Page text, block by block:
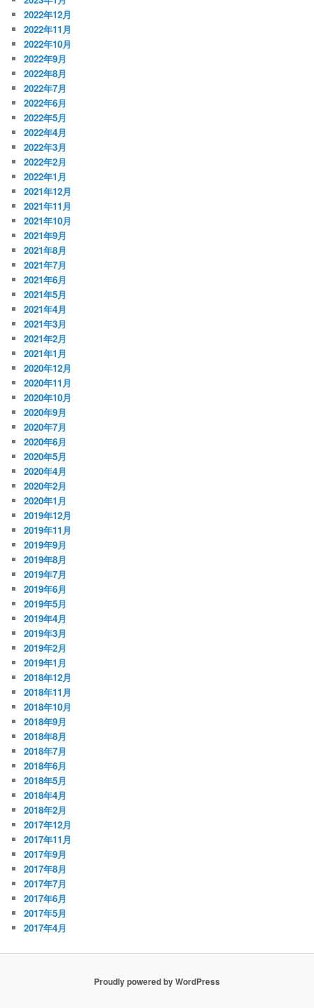
2022年12月
2022年11月
2022年10月
2022年9月
2022年8月
2022年7月
2022年6月
2022年5月
2022年4月
2022年3月
2022年2月
2022年1月
2021年12月
2021年11月
2021年10月
2021年9月
2021年8月
2021年7月
2021年6月
2021年5月
2021年4月
2021年3月
2021年2月
2021年1月
2020年12月
2020年11月
2020年10月
2020年9月
2020年7月
2020年6月
2020年5月
2020年4月
2020年2月
2020年1月
2019年12月
2019年11月
2019年9月
2019年8月
2019年7月
2019年6月
2019年5月
2019年4月
2019年3月
2019年2月
2019年1月
2018年12月
2018年11月
2018年10月
2018年9月
2018年8月
2018年7月
2018年6月
2018年5月
2018年4月
2018年2月
2017年12月
2017年11月
2017年9月
2017年8月
2017年7月
2017年6月
2017年5月
2017年4月
Proudly powered by WordPress